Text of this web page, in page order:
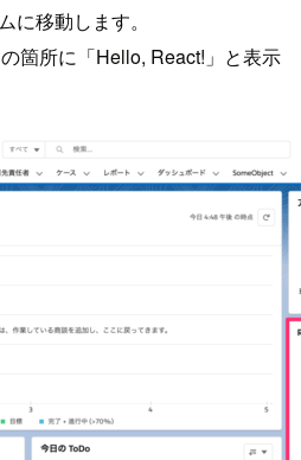
に移動します。
箇所に「Hello, React!」と表示